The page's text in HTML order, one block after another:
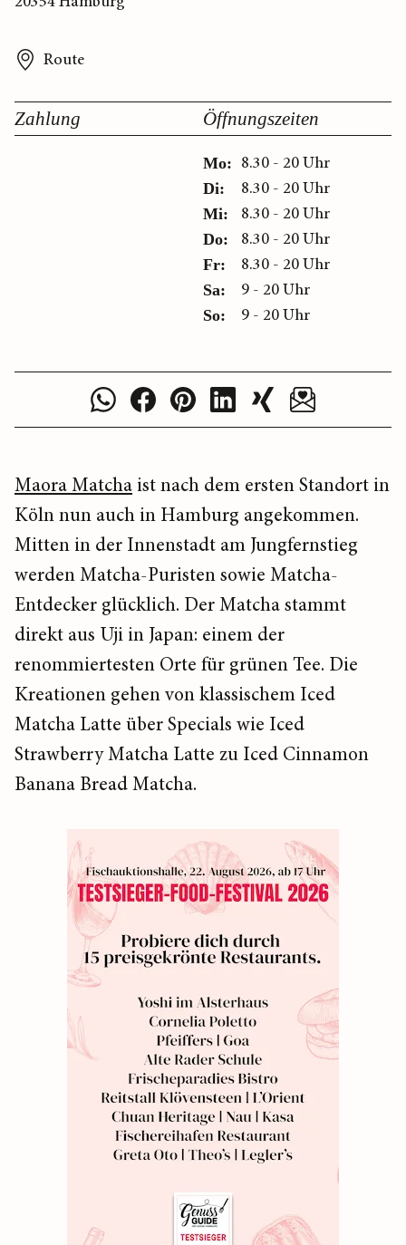
Route
Zahlung Öffnungszeiten
Mo: 8.30 - 20 Uhr
Di: 8.30 - 20 Uhr
Mi: 8.30 - 20 Uhr
Do: 8.30 - 20 Uhr
Fr: 8.30 - 20 Uhr
Sa: 9 - 20 Uhr
So: 9 - 20 Uhr
Maora Matcha ist nach dem ersten Standort in
Köln nun auch in Hamburg angekommen.
Mitten in der Innenstadt am Jungfernstieg
werden Matcha-Puristen sowie Matcha-
Entdecker glücklich. Der Matcha stammt
direkt aus Uji in Japan: einem der
renommiertesten Orte für grünen Tee. Die
Kreationen gehen von klassischem Iced
Matcha Latte über Specials wie Iced
Strawberry Matcha Latte zu Iced Cinnamon
Banana Bread Matcha.